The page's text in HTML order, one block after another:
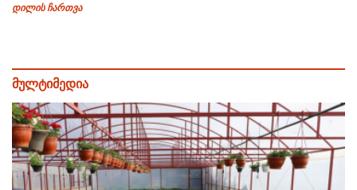
დილის ჩართვა
მულტიმედია